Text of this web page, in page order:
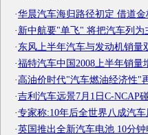
·华晨汽车海归路径初定 借道
·新中航要"单飞" 将把汽车列为
·东风上半年汽车与发动机销量
·福特汽车中国2008上半年销量
·高油价时代"汽车燃油经济性"
·吉利汽车远景7月1日C-NCAP
·专家称:10年后全世界八成汽
·英国推出全新汽车电池 10分